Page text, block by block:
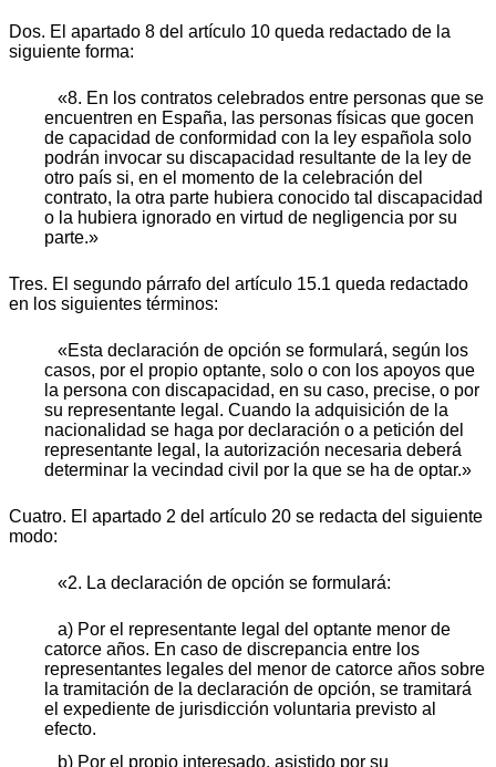
Dos. El apartado 8 del artículo 10 queda redactado de la
siguiente forma:
«8. En los contratos celebrados entre personas que se
encuentren en España, las personas físicas que gocen
de capacidad de conformidad con la ley española solo
podrán invocar su discapacidad resultante de la ley de
otro país si, en el momento de la celebración del
contrato, la otra parte hubiera conocido tal discapacidad
o la hubiera ignorado en virtud de negligencia por su
parte.»
Tres. El segundo párrafo del artículo 15.1 queda redactado
en los siguientes términos:
«Esta declaración de opción se formulará, según los
casos, por el propio optante, solo o con los apoyos que
la persona con discapacidad, en su caso, precise, o por
su representante legal. Cuando la adquisición de la
nacionalidad se haga por declaración o a petición del
representante legal, la autorización necesaria deberá
determinar la vecindad civil por la que se ha de optar.»
Cuatro. El apartado 2 del artículo 20 se redacta del siguiente
modo:
«2. La declaración de opción se formulará:
a) Por el representante legal del optante menor de
catorce años. En caso de discrepancia entre los
representantes legales del menor de catorce años sobre
la tramitación de la declaración de opción, se tramitará
el expediente de jurisdicción voluntaria previsto al
efecto.
b) Por el propio interesado, asistido por su